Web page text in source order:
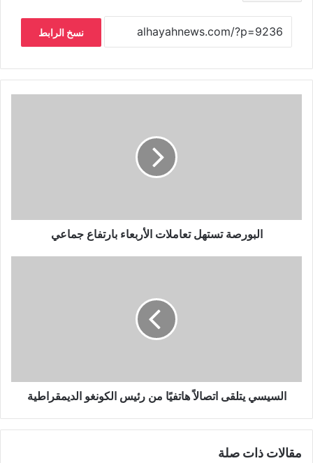
نسخ الرابط
البورصة تستهل تعاملات الأربعاء بارتفاع جماعي
السيسي يتلقى اتصالاً هاتفيًا من رئيس الكونغو الديمقراطية
مقالات ذات صلة